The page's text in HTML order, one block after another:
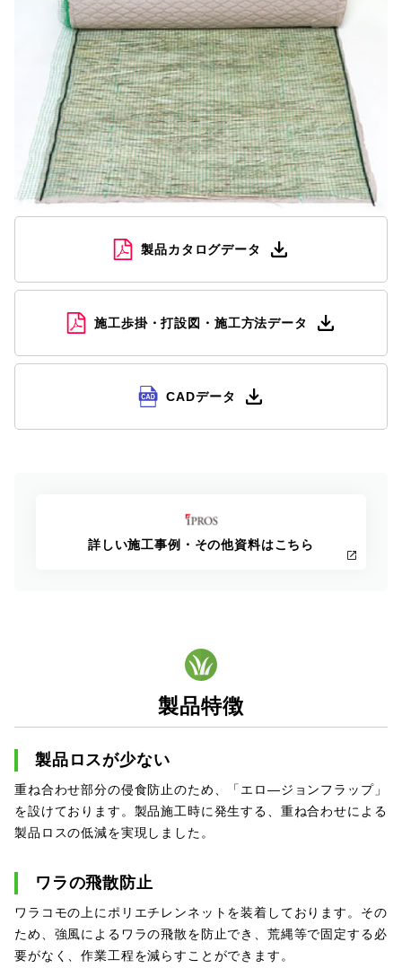
採用情報
プライバシーポリシー
お問い合わせ
製品カタログデータ
施工歩掛・打設図・施工方法データ
CADデータ
詳しい施工事例・その他資料はこちら
製品特徴
製品ロスが少ない
重ね合わせ部分の侵食防止のため、「エロ―ジョンフラップ」
を設けております。製品施工時に発生する、重ね合わせによる
製品ロスの低減を実現しました。
ワラの飛散防止
ワラコモの上にポリエチレンネットを装着しております。その
ため、強風によるワラの飛散を防止でき、荒縄等で固定する必
要がなく、作業工程を減らすことができます。